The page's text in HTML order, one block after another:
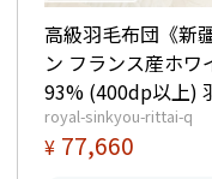
高級羽毛布団《新
ン フランス産ホワ
93% (400dp以上)
【5つ星ロイヤルゴ
得】【グッドふと
royal-sinkyou-rittai-q
¥ 77,660